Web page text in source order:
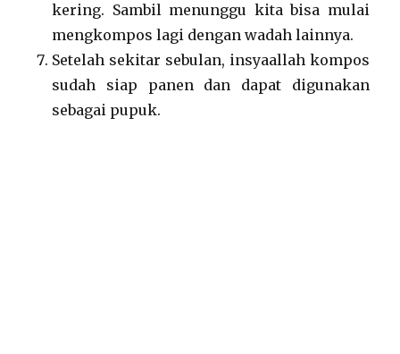
kering. Sambil menunggu kita bisa mulai
mengkompos lagi dengan wadah lainnya.
Setelah sekitar sebulan, insyaallah kompos
sudah siap panen dan dapat digunakan
sebagai pupuk.